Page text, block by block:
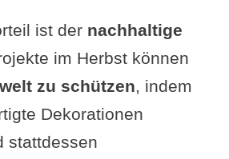
ist der nachhaltige
im Herbst können
zu schützen, indem
Dekorationen
stattdessen